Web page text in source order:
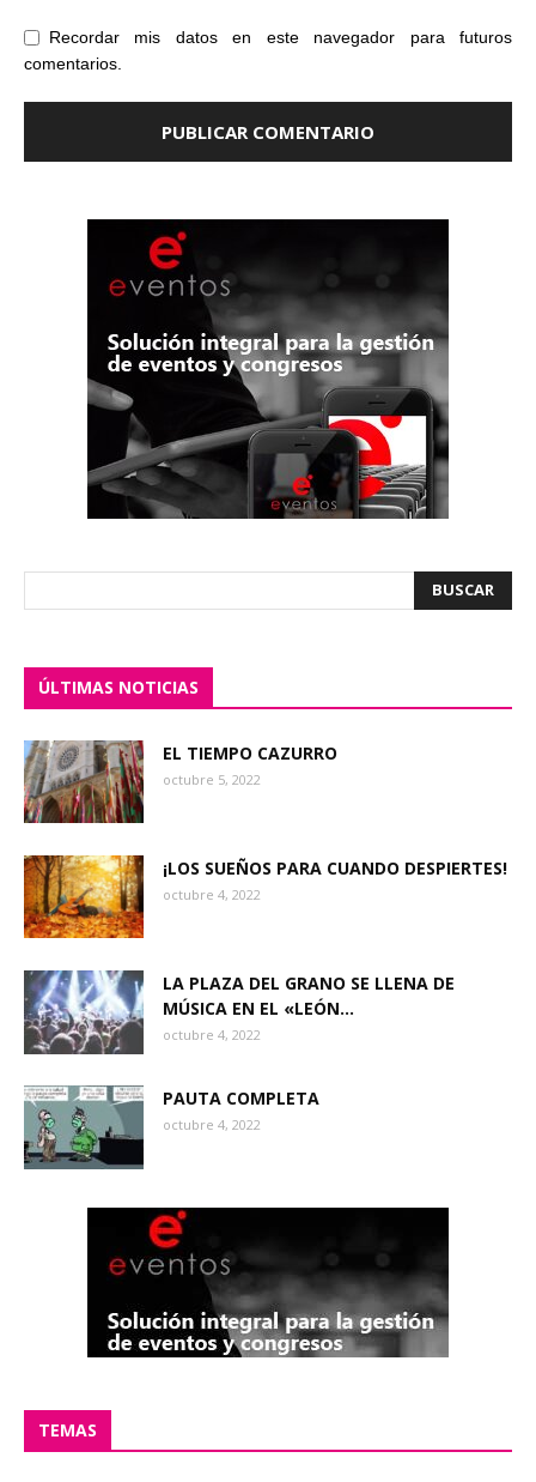
Recordar mis datos en este navegador para futuros
comentarios.
ÚLTIMAS NOTICIAS
EL TIEMPO CAZURRO
octubre 5, 2022
¡LOS SUEÑOS PARA CUANDO DESPIERTES!
octubre 4, 2022
LA PLAZA DEL GRANO SE LLENA DE
MÚSICA EN EL «LEÓN...
octubre 4, 2022
PAUTA COMPLETA
octubre 4, 2022
TEMAS